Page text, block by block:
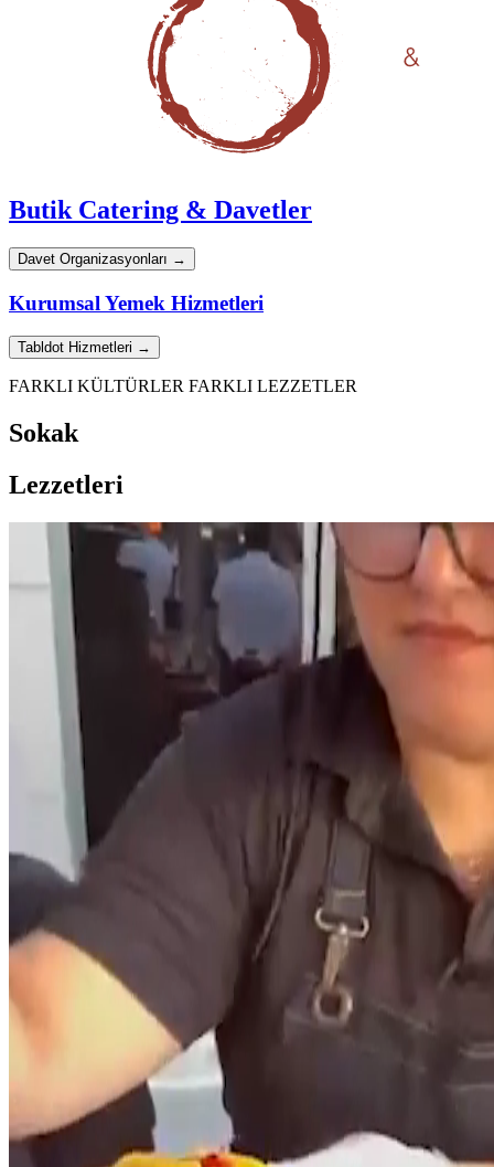
Butik Catering & Davetler
Davet Organizasyonları →
Kurumsal Yemek Hizmetleri
Tabldot Hizmetleri →
FARKLI KÜLTÜRLER FARKLI LEZZETLER
Sokak
Lezzetleri